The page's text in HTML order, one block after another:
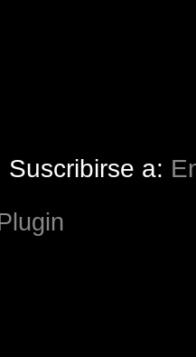
Suscribirse a: